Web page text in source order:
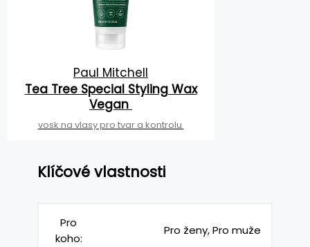
Paul Mitchell
Tea Tree Special Styling Wax
Vegan
vosk na vlasy pro tvar a kontrolu
Klíčové vlastnosti
Pro
koho:
Pro ženy, Pro muže